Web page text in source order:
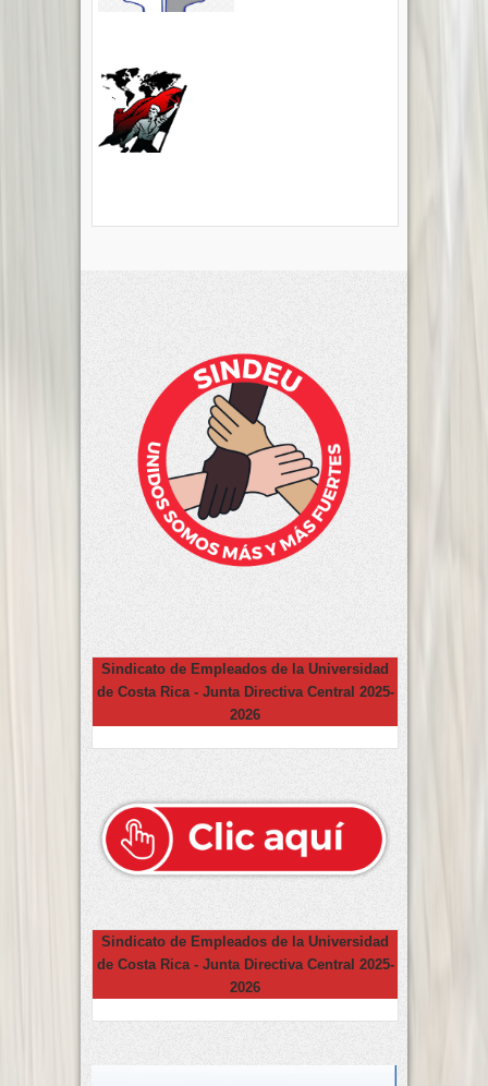
Sindicato de Empleados de la Universidad
de Costa Rica - Junta Directiva Central 2025-
2026
Sindicato de Empleados de la Universidad
de Costa Rica - Junta Directiva Central 2025-
2026